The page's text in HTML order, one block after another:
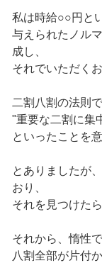
私は時給○○円と
与えられたノル
成し、
それでいただく
二割八割の法則で
"重要な二割に集
といったことを意
とありましたが
おり、
それを見つけた
それから、惰性
八割全部が片付